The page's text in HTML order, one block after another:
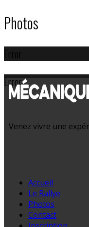
Photos
Error
Error
Venez vivre une
Accueil
Le Rallye
Photos
Contact